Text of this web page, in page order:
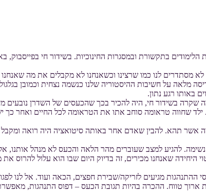
בתקשורת ובמסגרות החינוכיות. בשידור חי בפייסבוק,
לנו כמו שרצינו וכשאנחנו לא מקבלים את מה שאנחנו
מלאה על חשיבות ההיסטוריה שלנו כנשמה נצחית וכמובן
באותו רגע נתון.
בשידור חי, היה להכיר בכך שהכעסים של השדרן נובעים
שחווה טראומה סוחב אתו את הטראומה לכל החיים ואחר כך
אשר תהא. להבין שאדם אחר באותה סיטואציה היה רואה
להגיע למצב שעוברים מהר הלאה והכעס לא מנהל אותנו,
שאנחנו מכירים, זה בדיוק היום שבו הוא עלול להרוס את
מגיעים לזריקה/שבירת חפצים, הכאה ועוד. אל לנו
טווח. ההכרה בהיות תגובת הכעס – דפוס התנהגות,